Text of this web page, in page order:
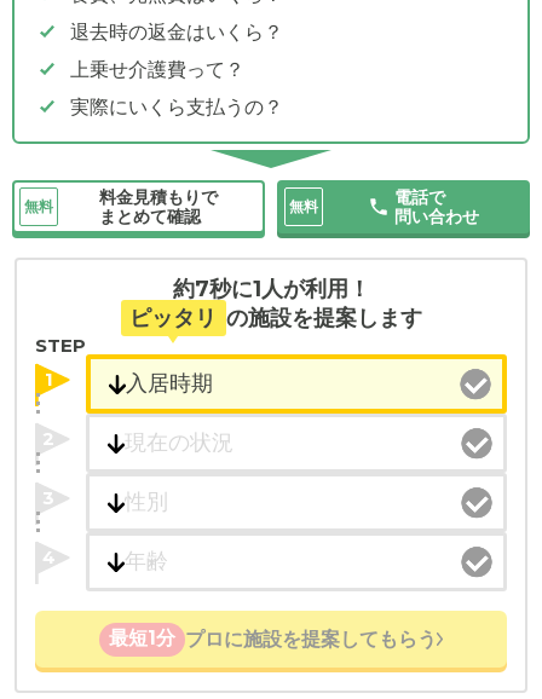
退去時の返金はいくら？
上乗せ介護費って？
実際にいくら支払うの？
無料
料金見積もりで
まとめて確認
無料
電話で
問い合わせ
約7秒に1人が利用！
ピッタリ の施設を提案します
STEP
1
2
3
4
最短1分 プロに施設を提案してもらう